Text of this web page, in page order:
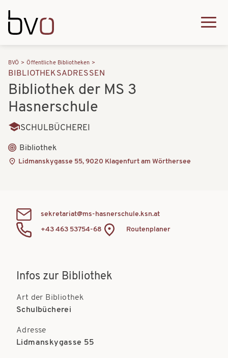
c
u
a
g
a
P
f
a
d
n
a
v
BVÖ Öffentliche Bibliotheken
BIBLIOTHEKSADRESSEN
Bibliothek der MS 3
Hasnerschule
SCHULBÜCHEREI
Bibliothek
Lidmanskygasse 55, 9020 Klagenfurt am Wörthersee
sekretariat@ms-hasnerschule.ksn.at
+43 463 53754-68
Routenplaner
Infos zur Bibliothek
Art der Bibliothek
Schulbücherei
Adresse
Lidmanskygasse 55